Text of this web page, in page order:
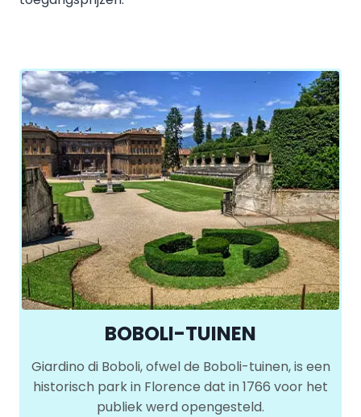
BOBOLI-TUINEN
Giardino di Boboli, ofwel de Boboli-tuinen, is een
historisch park in Florence dat in 1766 voor het
publiek werd opengesteld.